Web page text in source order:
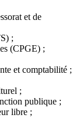
et de
;
(CPGE) ;
et comptabilité ;
;
publique ;
libre ;